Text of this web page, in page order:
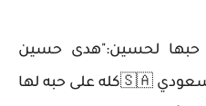
حبها لحسين:"هدى حسين
الوحيده الي اتفق الشعب السعودي 🇸🇦كله على حبه لها